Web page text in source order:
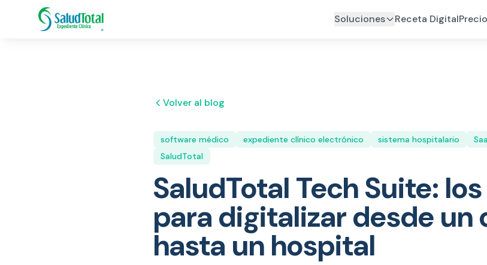
Soluciones Receta Digital
Volver al blog
software médico expediente clínico electrónico sistema hospitalario
SaludTotal
SaludTotal Tech Suite:
para digitalizar desde un
hasta un hospital